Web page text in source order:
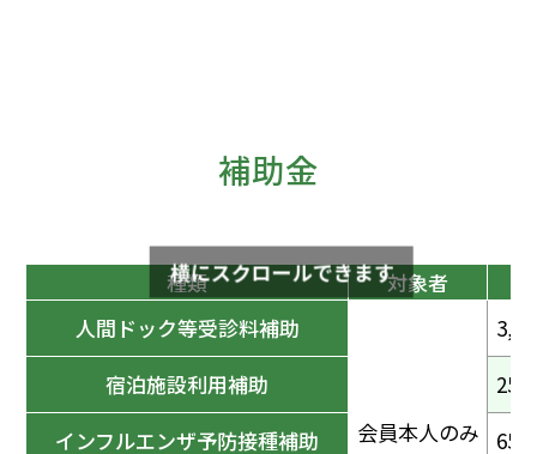
補助金
種類
対象者
人間ドック等受診料補助
会員本人のみ
宿泊施設利用補助
インフルエンザ予防接種補助
65
横にスクロールできます